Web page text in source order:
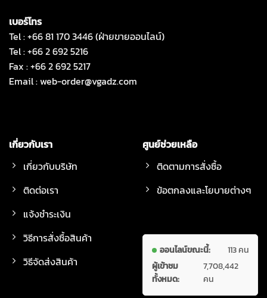
เบอร์โทร
Tel : +66 81 170 3446 (ฝ่ายขายออนไลน์)
Tel : +66 2 692 5216
Fax : +66 2 692 5217
Email :web-order@vgadz.com
เกี่ยวกับเรา
เกี่ยวกับบริษัท
ติดต่อเรา
แจ้งชำระเงิน
วิธีการสั่งซื้อสินค้า
วิธีจัดส่งสินค้า
ศูนย์ช่วยเหลือ
ติดตามการสั่งซื้อ
ข้อตกลงและโยบายต่างๆ
ออนไลน์ขณะนี้:
113 คน
ผู้เข้าชม
ทั้งหมด:
7,708,442
คน